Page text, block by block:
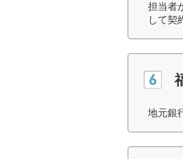
担当者
して契
地元銀